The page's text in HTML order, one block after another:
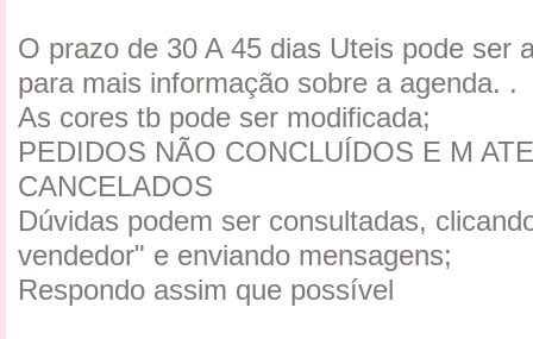
O prazo de 30 A 45 dias Uteis pode ser
para mais informação sobre a agenda. .
As cores tb pode ser modificada;
PEDIDOS NÃO CONCLUÍDOS E M
CANCELADOS
Dúvidas podem ser consultadas,
vendedor" e enviando mensagens;
Respondo assim que possível